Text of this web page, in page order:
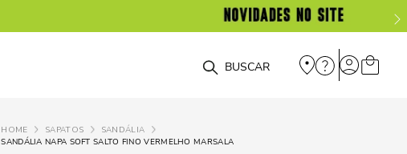
O que você está procurando?
SAPATOS
SANDÁLIA
SANDÁLIA NAPA SOFT SALTO FINO VERMELHO MARSALA